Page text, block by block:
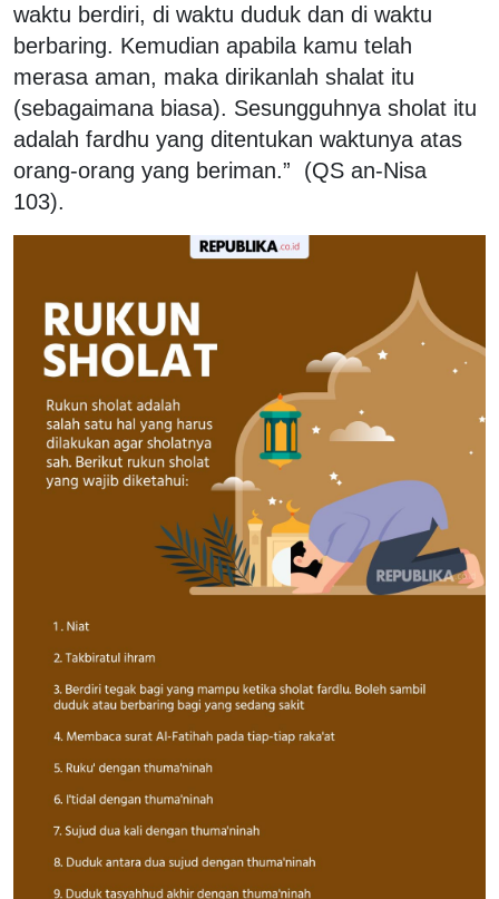
waktu berdiri, di waktu duduk dan di waktu
berbaring. Kemudian apabila kamu telah
merasa aman, maka dirikanlah shalat itu
(sebagaimana biasa). Sesungguhnya sholat itu
adalah fardhu yang ditentukan waktunya atas
orang-orang yang beriman.” (QS an-Nisa
103).